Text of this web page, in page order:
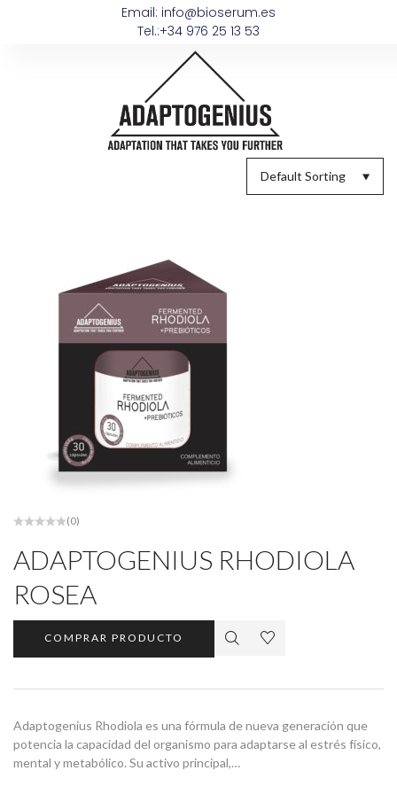
Email: info@bioserum.es
Tel.:+34 976 25 13 53
Default Sorting
(0)
ADAPTOGENIUS RHODIOLA
ROSEA
COMPRAR PRODUCTO
Adaptogenius Rhodiola es una fórmula de nueva generación que
potencia la capacidad del organismo para adaptarse al estrés físico,
mental y metabólico. Su activo principal,…